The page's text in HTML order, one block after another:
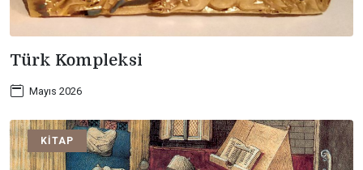
Türk Kompleksi
Mayıs 2026
KITAP